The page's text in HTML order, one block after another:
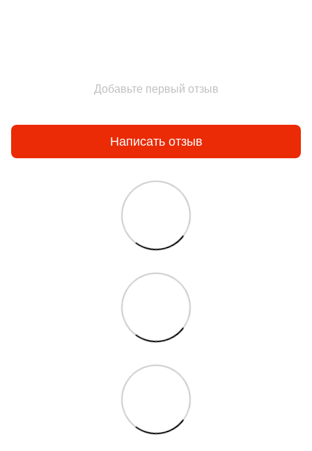
Добавьте первый отзыв
Написать отзыв